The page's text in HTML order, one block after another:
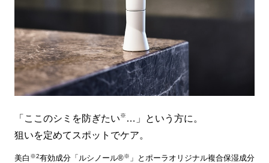
「ここのシミを防ぎたい※ …」という方に。
狙いを定めてスポットでケア。
美白 ※2有効成分「ルシノール®※ 」とポーラオリジナル複合保湿成分